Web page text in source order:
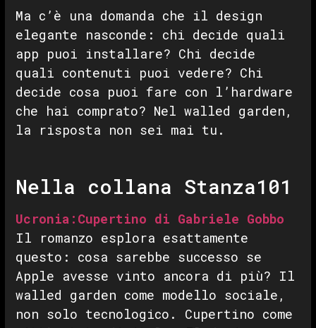
Ma c’è una domanda che il design
elegante nasconde: chi decide quali
app puoi installare? Chi decide
quali contenuti puoi vedere? Chi
decide cosa puoi fare con l’hardware
che hai comprato? Nel walled garden,
la risposta non sei mai tu.
Nella collana Stanza101
Ucronia:Cupertino di Gabriele Gobbo
Il romanzo esplora esattamente
questo: cosa sarebbe successo se
Apple avesse vinto ancora di più? Il
walled garden come modello sociale,
non solo tecnologico. Cupertino come